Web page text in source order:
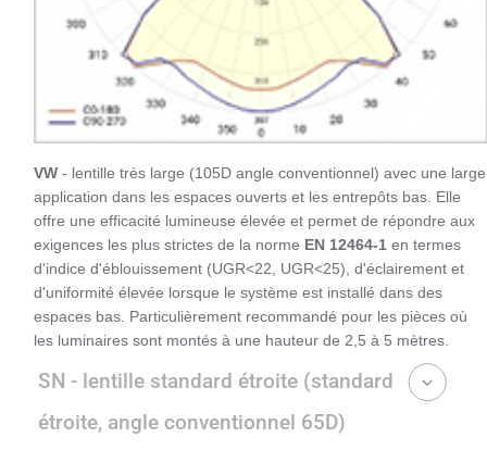
VW - lentille très large (105D angle conventionnel) avec une large
application dans les espaces ouverts et les entrepôts bas. Elle
offre une efficacité lumineuse élevée et permet de répondre aux
exigences les plus strictes de la norme EN 12464-1 en termes
d'indice d'éblouissement (UGR<22, UGR<25), d'éclairement et
d'uniformité élevée lorsque le système est installé dans des
espaces bas. Particulièrement recommandé pour les pièces où
les luminaires sont montés à une hauteur de 2,5 à 5 mètres.
SN - lentille standard étroite (standard
étroite, angle conventionnel 65D)